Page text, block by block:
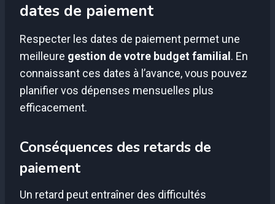
dates de paiement
Respecter les dates de paiement permet une
meilleure gestion de votre budget familial. En
connaissant ces dates à l’avance, vous pouvez
planifier vos dépenses mensuelles plus
efficacement.
Conséquences des retards de
paiement
Un retard peut entraîner des difficultés